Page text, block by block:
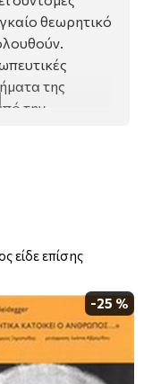
θεωρητικό
της
την
και
είδε επίσης
-25 %